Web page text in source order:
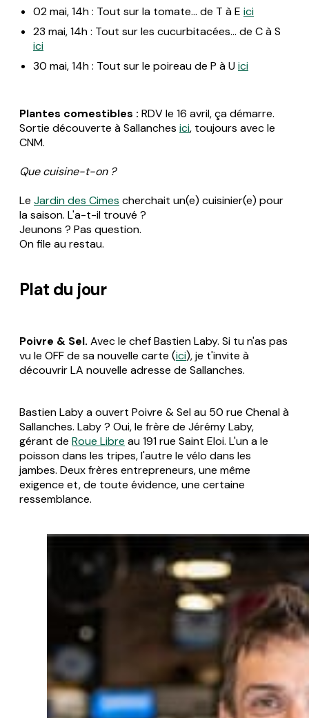
02 mai, 14h : Tout sur la tomate... de T à E ici
23 mai, 14h : Tout sur les cucurbitacées... de C à S
ici
30 mai, 14h : Tout sur le poireau de P à Uici
Plantes comestibles : RDV le 16 avril, ça démarre.
Sortie découverte à Sallanches ici, toujours avec le
CNM.
Que cuisine-t-on ?
Le Jardin des Cimes cherchait un(e) cuisinier(e) pour
la saison. L'a-t-il trouvé ?
Jeunons ? Pas question.
On file au restau.
Plat du jour
Poivre & Sel. Avec le chef Bastien Laby. Si tu n'as pas
vu le OFF de sa nouvelle carte (ici), je t'invite à
découvrir LA nouvelle adresse de Sallanches.
Bastien Laby a ouvert Poivre & Sel au 50 rue Chenal à
Sallanches. Laby ? Oui, le frère de Jérémy Laby,
gérant de Roue Libre au 191 rue Saint Eloi. L'un a le
poisson dans les tripes, l'autre le vélo dans les
jambes. Deux frères entrepreneurs, une même
exigence et, de toute évidence, une certaine
ressemblance.